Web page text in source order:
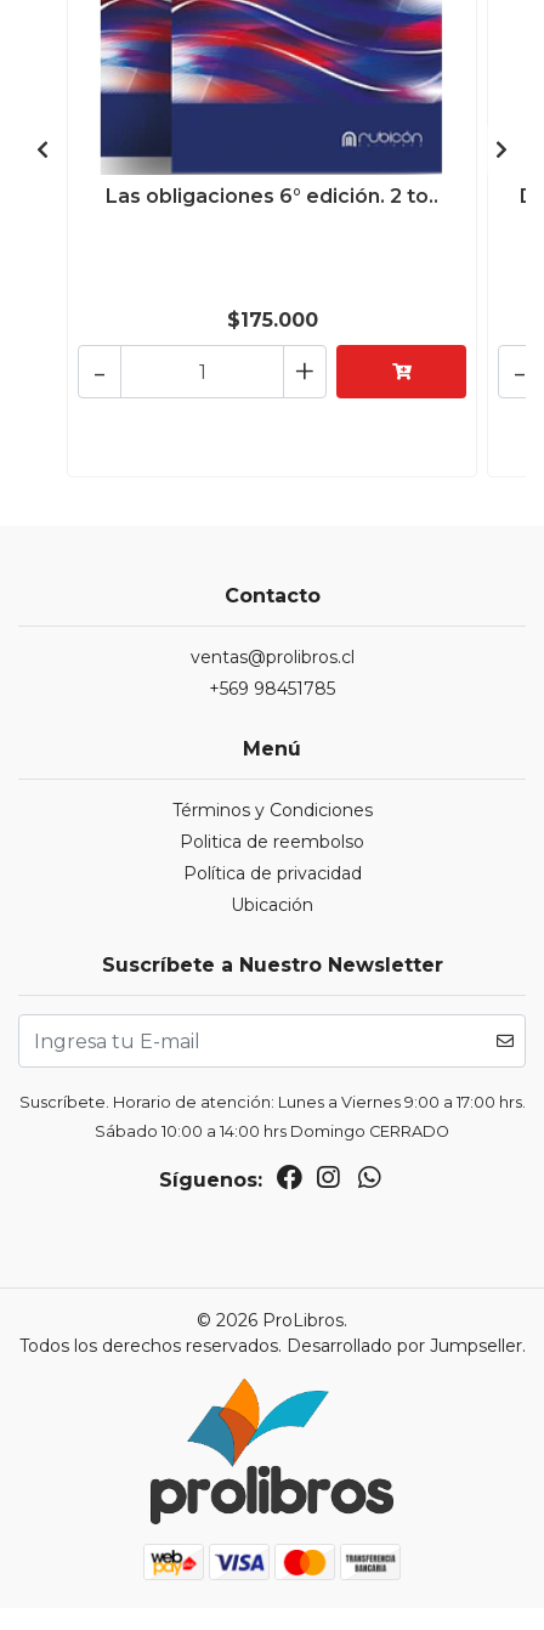
Las obligaciones 6° edición. 2 to..
$175.000
+
- -
Contacto
ventas@prolibros.cl
+569 98451785
Menú
Términos y Condiciones
Politica de reembolso
Política de privacidad
Ubicación
Suscríbete a Nuestro Newsletter
Suscríbete. Horario de atención: Lunes a Viernes 9:00 a 17:00 hrs.
Sábado 10:00 a 14:00 hrs Domingo CERRADO
Síguenos:
© 2026 ProLibros.
Todos los derechos reservados. Desarrollado por Jumpseller.